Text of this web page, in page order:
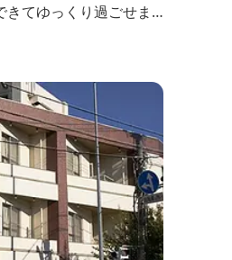
てゆっくり過ごせま